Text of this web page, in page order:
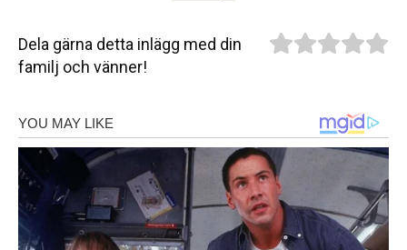
Dela gärna detta inlägg med din
familj och vänner!